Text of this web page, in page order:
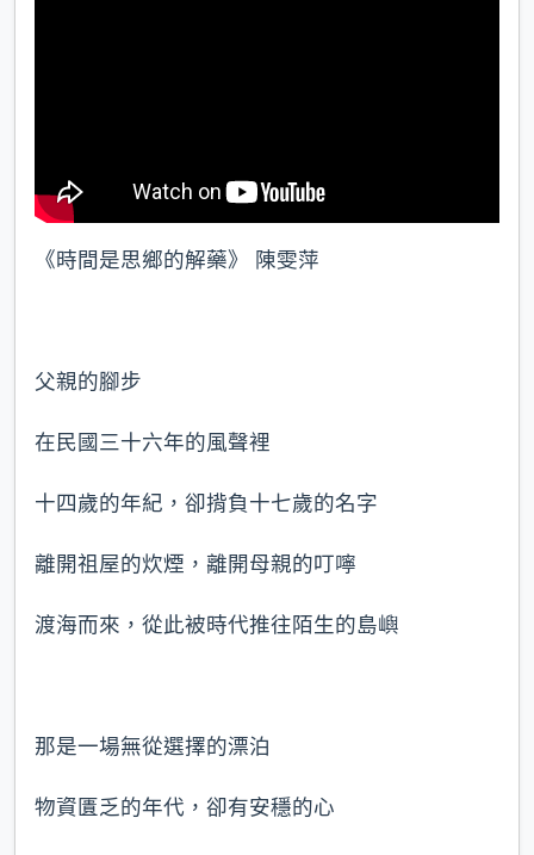
《時間是思鄉的解藥》 陳雯萍
父親的腳步
在民國三十六年的風聲裡
十四歲的年紀，卻揹負十七歲的名字
離開祖屋的炊煙，離開母親的叮嚀
渡海而來，從此被時代推往陌生的島嶼
那是一場無從選擇的漂泊
物資匱乏的年代，卻有安穩的心